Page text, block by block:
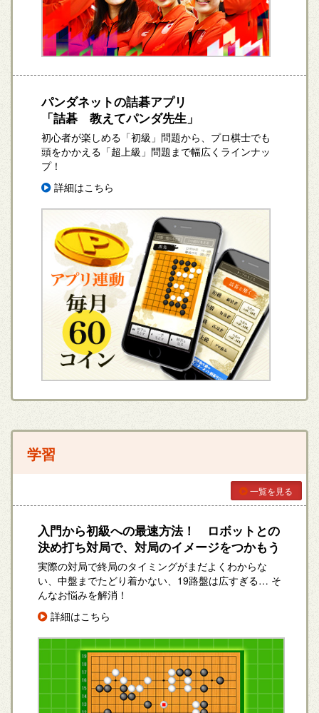
パンダネットの詰碁アプリ
「詰碁 教えてパンダ先生」
初心者が楽しめる「初級」問題から、プロ棋士でも
頭をかかえる「超上級」問題まで幅広くラインナッ
プ！
詳細はこちら
学習
一覧を見る
入門から初級への最速方法！ ロボットとの
決め打ち対局で、対局のイメージをつかもう
実際の対局で終局のタイミングがまだよくわからな
い、中盤までたどり着かない、19路盤は広すぎる… そ
んなお悩みを解消！
詳細はこちら